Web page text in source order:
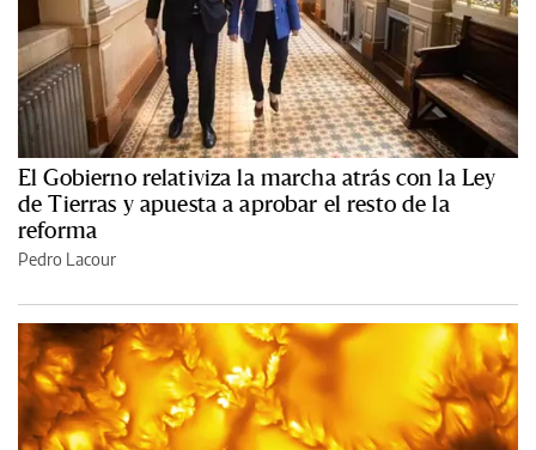
El Gobierno relativiza la marcha atrás con la Ley
de Tierras y apuesta a aprobar el resto de la
reforma
Pedro Lacour